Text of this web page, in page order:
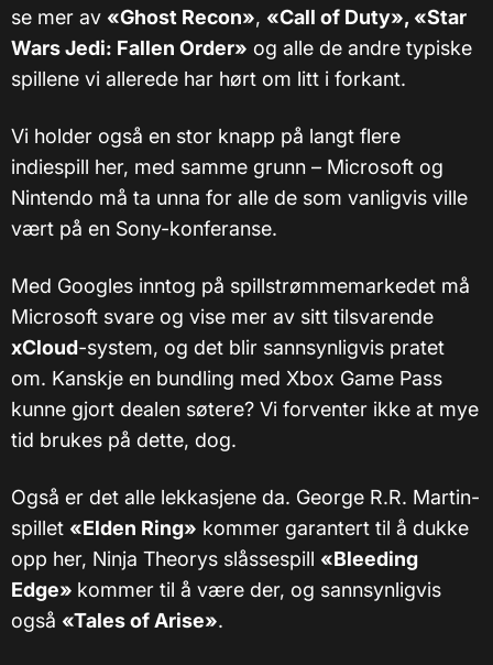
se mer av «Ghost Recon», «Call of Duty», «Star
Wars Jedi: Fallen Order» og alle de andre typiske
spillene vi allerede har hørt om litt i forkant.
Vi holder også en stor knapp på langt flere
indiespill her, med samme grunn – Microsoft og
Nintendo må ta unna for alle de som vanligvis ville
vært på en Sony-konferanse.
Med Googles inntog på spillstrømmemarkedet må
Microsoft svare og vise mer av sitt tilsvarende
xCloud-system, og det blir sannsynligvis pratet
om. Kanskje en bundling med Xbox Game Pass
kunne gjort dealen søtere? Vi forventer ikke at mye
tid brukes på dette, dog.
Også er det alle lekkasjene da. George R.R. Martin-
spillet «Elden Ring» kommer garantert til å dukke
opp her, Ninja Theorys slåssespill «Bleeding
Edge» kommer til å være der, og sannsynligvis
også «Tales of Arise».